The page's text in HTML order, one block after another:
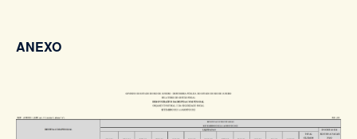
ANEXO